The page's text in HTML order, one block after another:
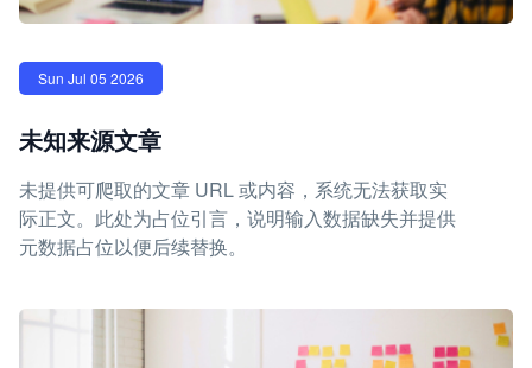
Sun Jul 05 2026
未知来源文章
未提供可爬取的文章 URL 或内容，系统无法获取实
际正文。此处为占位引言，说明输入数据缺失并提供
元数据占位以便后续替换。